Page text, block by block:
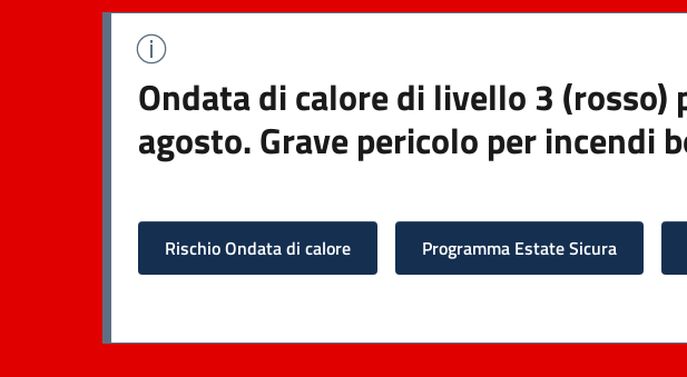
Ondata di calore di livello 3
agosto. Grave pericolo per incendi
Rischio Ondata di calore Programma Estate Sicura